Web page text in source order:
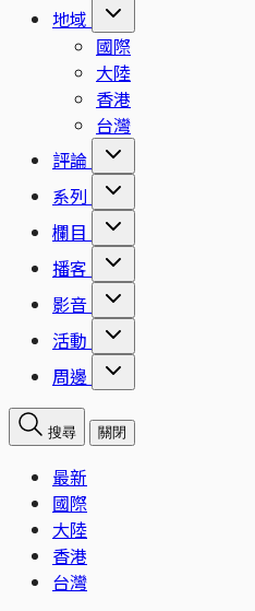
地域
國際
大陸
香港
台灣
評論
系列
欄目
播客
影音
活動
周邊
搜尋 關閉
最新
國際
大陸
香港
台灣